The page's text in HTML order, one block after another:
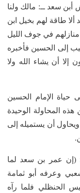
سعد ــ: مالك ولنا
طاقة لهم بخيل ابن
منازلهم في جوف الليل
إلى الحسين فأخبره
إلا أن يشاء الله ولا
الإمام الحسين
المحاولة الوحيدة
أن يستميله إلى
ذكر الطبري في تاريخه (ج3ص311): (إن عمر بن سعد لما
وعرفه أبو ثمامة
الحنظلي فلما رآه